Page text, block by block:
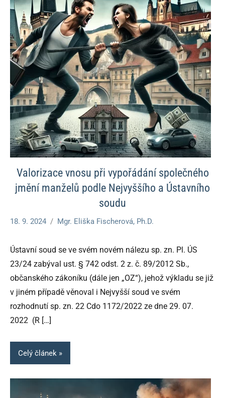
Valorizace vnosu při vypořádání společného
jmění manželů podle Nejvyššího a Ústavního
soudu
18. 9. 2024 Mgr. Eliška Fischerová, Ph.D.
Ústavní soud se ve svém novém nálezu sp. zn. Pl. ÚS
23/24 zabýval ust. § 742 odst. 2 z. č. 89/2012 Sb.,
občanského zákoníku (dále jen „OZ“), jehož výkladu se již
v jiném případě věnoval i Nejvyšší soud ve svém
rozhodnutí sp. zn. 22 Cdo 1172/2022 ze dne 29. 07.
2022 (R […]
Celý článek